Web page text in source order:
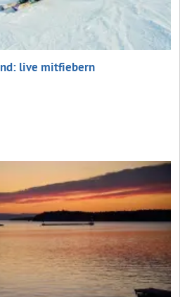
live mitfiebern